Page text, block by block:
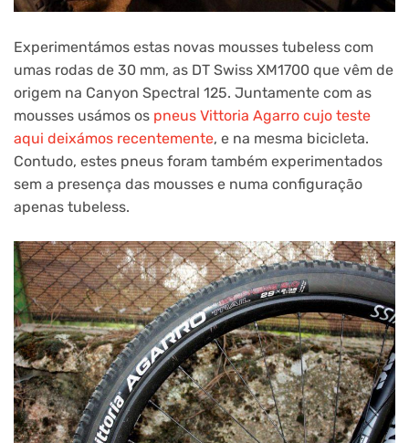
Experimentámos estas novas mousses tubeless com
umas rodas de 30 mm, as DT Swiss XM1700 que vêm de
origem na Canyon Spectral 125. Juntamente com as
mousses usámos os pneus Vittoria Agarro cujo teste
aqui deixámos recentemente, e na mesma bicicleta.
Contudo, estes pneus foram também experimentados
sem a presença das mousses e numa configuração
apenas tubeless.